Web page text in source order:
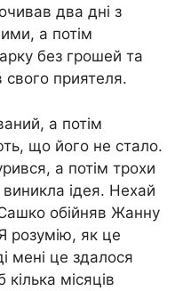
два дні з
а потім
без грошей та
свого приятеля.
а потім
що його не стало.
а потім трохи
виникла ідея. Нехай
обійняв Жанну
розумію, як це
мені це здалося
місяців